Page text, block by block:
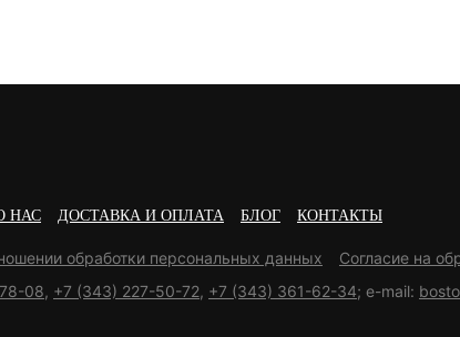
НАС ДОСТАВКА И ОПЛАТА БЛОГ КОНТАКТЫ
обработки персональных данных
Согласие на
08, +7 (343) 227-50-72, +7 (343) 361-62-34; e-mail: